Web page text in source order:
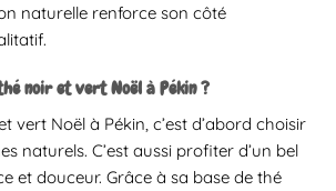
naturelle renforce son côté
noir et vert Noël à Pékin ?
vert Noël à Pékin, c’est d’abord choisir
naturels. C’est aussi profiter d’un bel
et douceur. Grâce à sa base de thé